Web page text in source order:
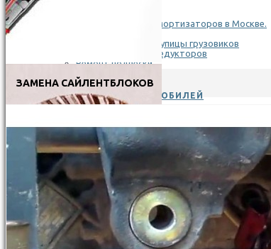
Замена и ремонт амортизаторов в Москве.
Замена сальника ступицы грузовиков
Ремонт мостов и редукторов
Ремонт подвески
ТО ГРУЗОВЫХ АВТОМОБИЛЕЙ
Замена масла
РЕМОНТ ТРАНСМИССИИ (КПП) ГРУЗОВИКОВ
РЕМОНТ ТОПЛИВНОЙ СИСТЕМЫ
АВТОЭЛЕКТРИКА, ДИАГНОСТИКА
ЗАМЕНА САЙЛЕНТБЛОКОВ